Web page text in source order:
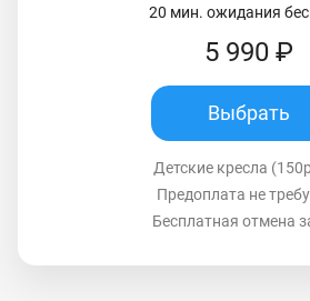
20 мин. ожидания
5 990 ₽
Выбрать
Детские кресла
Предоплата не
Бесплатная отмена